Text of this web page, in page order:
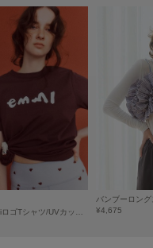
バンブーロン
¥4,675